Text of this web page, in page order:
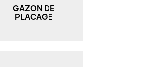
GAZON DE
PLACAGE